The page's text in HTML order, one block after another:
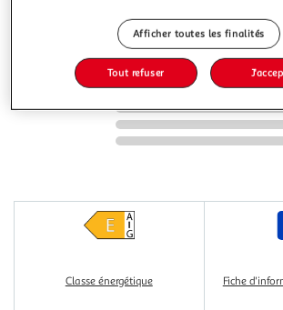
Classe énergétique Fiche
Afficher toutes les finalités
Tout refuser